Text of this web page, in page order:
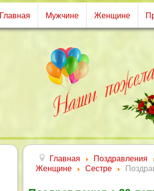
Главная Мужчине Женщине
Главная Поздравления
Женщине
Сестре